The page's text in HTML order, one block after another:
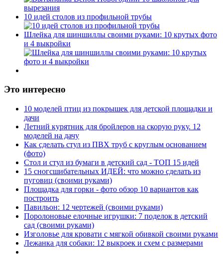
10 идей столов из профильной трубы
Шлейка для шиншиллы своими руками: 10 крутых фото
и 4 выкройки
Это интересно
10 моделей птиц из покрышек для детской площадки и
дачи
Летний курятник для бройлеров на скорую руку. 12
моделей на дачу
Как сделать стул из ПВХ труб с круглым основанием
(фото)
Стол и стул из бумаги в детский сад - ТОП 15 идей
15 сногсшибательных ИДЕЙ: что можно сделать из
пуговиц (своими руками)
Площадка для горки - фото обзор 10 вариантов как
построить
Павильон: 12 чертежей (своими руками)
Поролоновые елочные игрушки: 7 поделок в детский
сад (своими руками)
Изголовье для кровати с мягкой обивкой своими руками
Лежанка для собаки: 12 выкроек и схем с размерами